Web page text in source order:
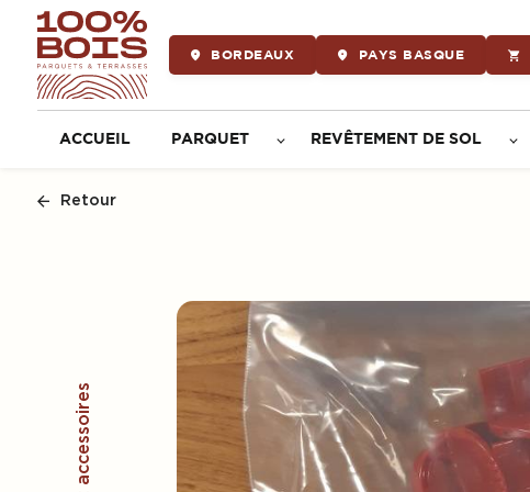
BORDEAUX PAYS BASQUE
ACCUEIL PARQUET REVÊTEMENT DE SOL
Retour
Panneau de gestion des cookies